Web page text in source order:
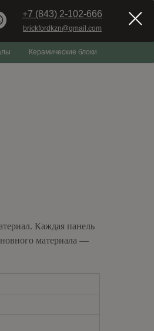
Керамические блоки
+7 (843) 2-102-666
brickfordkzn@gmail.com
Каждая панель
материала —